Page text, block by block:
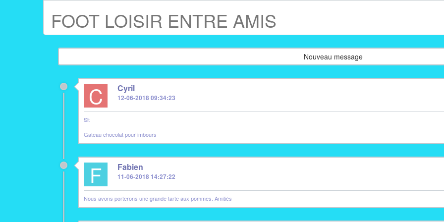
FOOT LOISIR ENTRE AMIS
Nouveau message
C Cyril
12-06-2018 09:34:23
Slt
Gateau chocolat pour imbours
F Fabien
11-06-2018 14:27:22
Nous avons porterons une grande tarte aux pommes. Amitiés